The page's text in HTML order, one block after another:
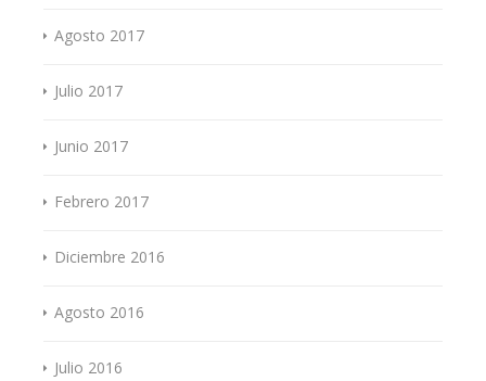
Agosto 2017
Julio 2017
Junio 2017
Febrero 2017
Diciembre 2016
Agosto 2016
Julio 2016